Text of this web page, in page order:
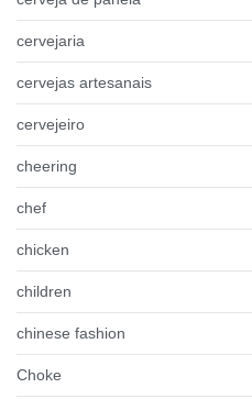
cervejaria
cervejas artesanais
cervejeiro
cheering
chef
chicken
children
chinese fashion
Choke